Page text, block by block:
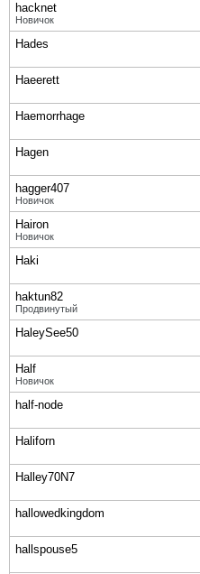
hacknet
Новичок
Hades
Haeerett
Haemorrhage
Hagen
hagger407
Новичок
Hairon
Новичок
Haki
haktun82
Продвинутый
HaleySee50
Half
Новичок
half-node
Haliforn
Halley70N7
hallowedkingdom
hallspouse5